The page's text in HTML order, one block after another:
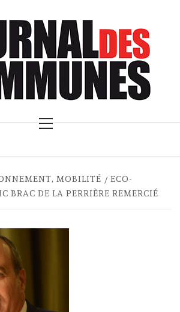
MOBILITÉ
ECO-
BRAC DE LA PERRIÈRE REMERCIÉ